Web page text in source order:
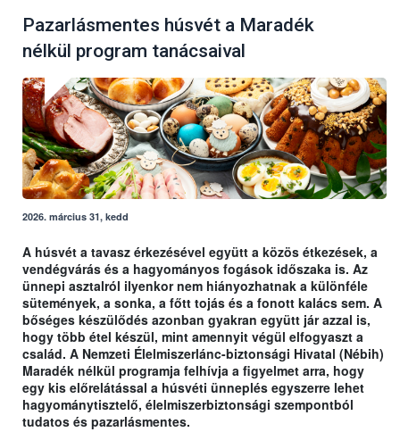
Pazarlásmentes húsvét a Maradék
nélkül program tanácsaival
2026. március 31, kedd
A húsvét a tavasz érkezésével együtt a közös étkezések, a
vendégvárás és a hagyományos fogások időszaka is. Az
ünnepi asztalról ilyenkor nem hiányozhatnak a különféle
sütemények, a sonka, a főtt tojás és a fonott kalács sem. A
bőséges készülődés azonban gyakran együtt jár azzal is,
hogy több étel készül, mint amennyit végül elfogyaszt a
család. A Nemzeti Élelmiszerlánc-biztonsági Hivatal (Nébih)
Maradék nélkül programja felhívja a figyelmet arra, hogy
egy kis előrelátással a húsvéti ünneplés egyszerre lehet
hagyománytisztelő, élelmiszerbiztonsági szempontból
tudatos és pazarlásmentes.